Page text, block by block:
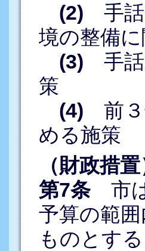
(2) 手話
境の整備
(3) 手話
策
(4) 前３
める施策
（財政措置
第7条市は
予算の範
ものとする